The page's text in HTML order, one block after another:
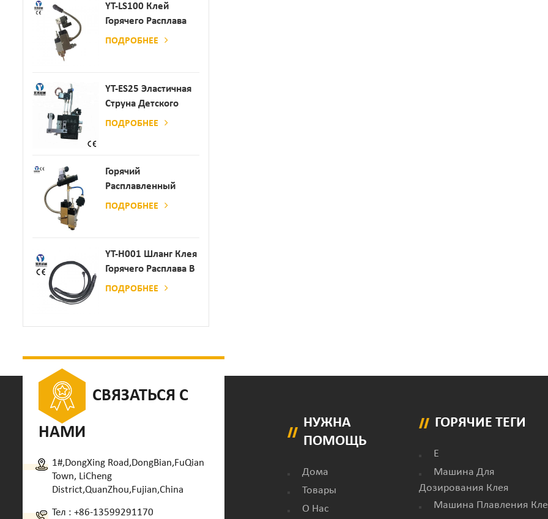
YT-LS100 Клей
Горячего Расплава
Клея
ПОДРОБНЕЕ
YT-ES25 Эластичная
Струна Детского
Пеленки
ПОДРОБНЕЕ
Горячий
Расплавленный
Клей
ПОДРОБНЕЕ
YT-H001 Шланг Клея
Горячего Расплава В
Сочетании С
ПОДРОБНЕЕ
СВЯЗАТЬСЯ С
НАМИ
1#,DongXing Road,DongBian,FuQian
Town, LiCheng
District,QuanZhou,Fujian,China
Тел : +86-13599291170
НУЖНА
ПОМОЩЬ
Дома
Товары
О Нас
ГОРЯЧИЕ ТЕГИ
E
Машина Для
Дозирования Клея
Машина Плавления